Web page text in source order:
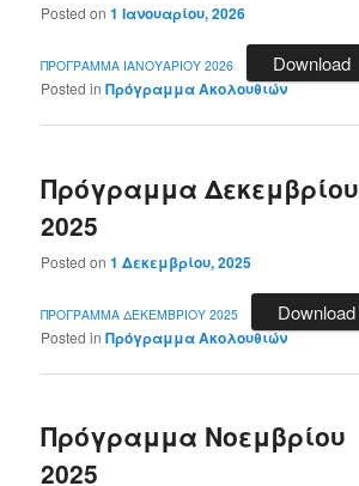
Posted on1 Ιανουαρίου, 2026
ΠΡΟΓΡΑΜΜΑ ΙΑΝΟΥΑΡΙΟΥ 2026 Download
Posted in Πρόγραμμα Ακολουθιών
Πρόγραμμα Δεκεμβρίου
2025
Posted on1 Δεκεμβρίου, 2025
ΠΡΟΓΡΑΜΜΑ ΔΕΚΕΜΒΡΙΟΥ 2025 Download
Posted in Πρόγραμμα Ακολουθιών
Πρόγραμμα Νοεμβρίου
2025